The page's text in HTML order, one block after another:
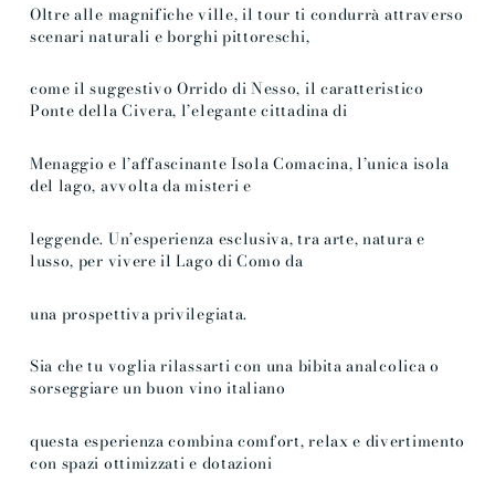
Oltre alle magnifiche ville, il tour ti condurrà attraverso
scenari naturali e borghi pittoreschi,
come il suggestivo Orrido di Nesso, il caratteristico
Ponte della Civera, l’elegante cittadina di
Menaggio e l’affascinante Isola Comacina, l’unica isola
del lago, avvolta da misteri e
leggende. Un’esperienza esclusiva, tra arte, natura e
lusso, per vivere il Lago di Como da
una prospettiva privilegiata.
Sia che tu voglia rilassarti con una bibita analcolica o
sorseggiare un buon vino italiano
questa esperienza combina comfort, relax e divertimento
con spazi ottimizzati e dotazioni